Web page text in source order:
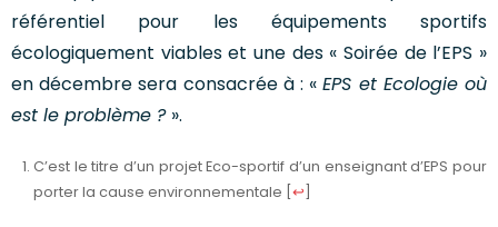
référentiel pour les équipements sportifs
écologiquement viables et une des « Soirée de l’EPS »
en décembre sera consacrée à : «EPS et Ecologie où
est le problème ? ».
C’est le titre d’un projet Eco-sportif d’un enseignant d’EPS pour
porter la cause environnementale ↩